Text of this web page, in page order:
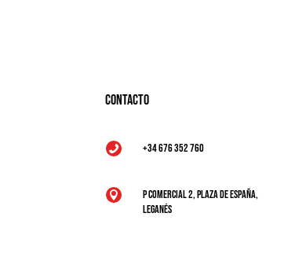
Contacto
 +34 676 352 760

P Comercial 2, Plaza de España,
Leganés